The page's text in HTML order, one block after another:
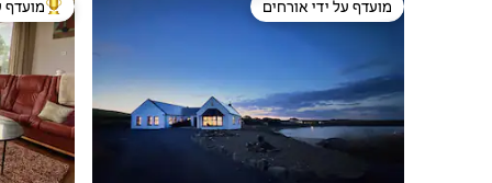
מועדף על ידי אורחים
מועדף על ידי אורחים מוביל
מועדף